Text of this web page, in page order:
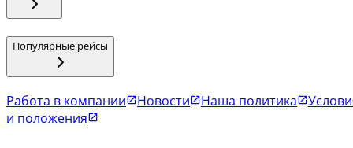
Популярные рейсы
Работа в компании Новости Наша политика
и положения